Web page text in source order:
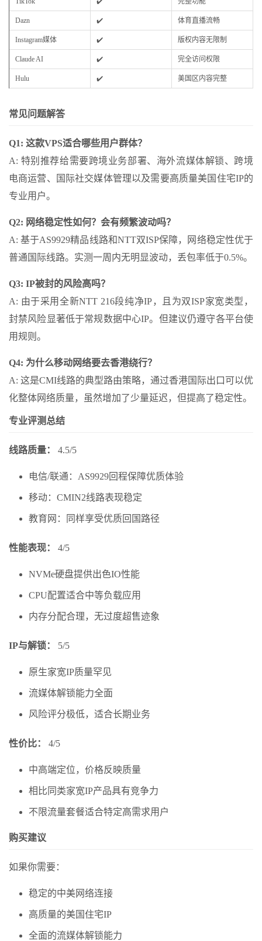
Dazn ✔️ 体育直播流畅
Instagram媒体 ✔️ 版权内容无限制
Claude AI ✔️ 完全访问权限
Hulu ✔️ 美国区内容完整
常见问题解答
Q1: 这款VPS适合哪些用户群体？
A: 特别推荐给需要跨境业务部署、海外流媒体解锁、跨境
电商运营、国际社交媒体管理以及需要高质量美国住宅IP的
专业用户。
Q2: 网络稳定性如何？会有频繁波动吗？
A: 基于AS9929精品线路和NTT双ISP保障，网络稳定性优于
普通国际线路。实测一周内无明显波动，丢包率低于0.5%。
Q3: IP被封的风险高吗？
A: 由于采用全新NTT 216段纯净IP，且为双ISP家宽类型，
封禁风险显著低于常规数据中心IP。但建议仍遵守各平台使
用规则。
Q4: 为什么移动网络要去香港绕行？
A: 这是CMI线路的典型路由策略，通过香港国际出口可以优
化整体网络质量，虽然增加了少量延迟，但提高了稳定性。
专业评测总结
线路质量： 4.5/5
电信/联通：AS9929回程保障优质体验
移动：CMIN2线路表现稳定
教育网：同样享受优质回国路径
性能表现： 4/5
NVMe硬盘提供出色IO性能
CPU配置适合中等负载应用
内存分配合理，无过度超售迹象
IP与解锁： 5/5
原生家宽IP质量罕见
流媒体解锁能力全面
风险评分极低，适合长期业务
性价比： 4/5
中高端定位，价格反映质量
相比同类家宽IP产品具有竞争力
不限流量套餐适合特定高需求用户
购买建议
如果你需要：
稳定的中美网络连接
高质量的美国住宅IP
全面的流媒体解锁能力